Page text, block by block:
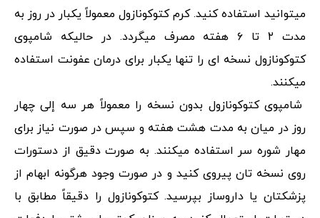
میتوانید استفاده کنید. کرم کتوکونازول معمولاً یکبار در روز به
مدت ۲ تا ۶ هفته مصرف میگردد. در حالیکه شامپوی
کتوکونازول نسخه ای را تنها یکبار برای درمان عفونت استفاده
میکنند.
شامپوی کتوکونازول بدون نسخه را معمولاً هر سه إلی چهار
روز در میان به مدت هشت هفته و سپس در صورت نیاز برای
مهار شوره سر استفاده میکنند. به صورت دقیق از دستورات
روی نسخه تان پیروی کنید و در صورت وجود هرگونه ابهام از
پزشکتان یا داروساز بپرسید. کتوکونازول را دقیقاً مطابق با